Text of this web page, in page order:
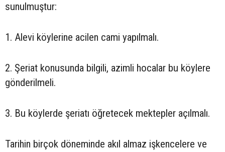
sunulmuştur:
1. Alevi köylerine acilen cami yapılmalı.
2. Şeriat konusunda bilgili, azimli hocalar bu köylere
gönderilmeli.
3. Bu köylerde şeriatı öğretecek mektepler açılmalı.
Tarihin birçok döneminde akıl almaz işkencelere ve